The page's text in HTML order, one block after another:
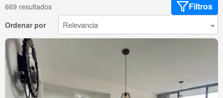
669 resultados Filtros
Ordenar por